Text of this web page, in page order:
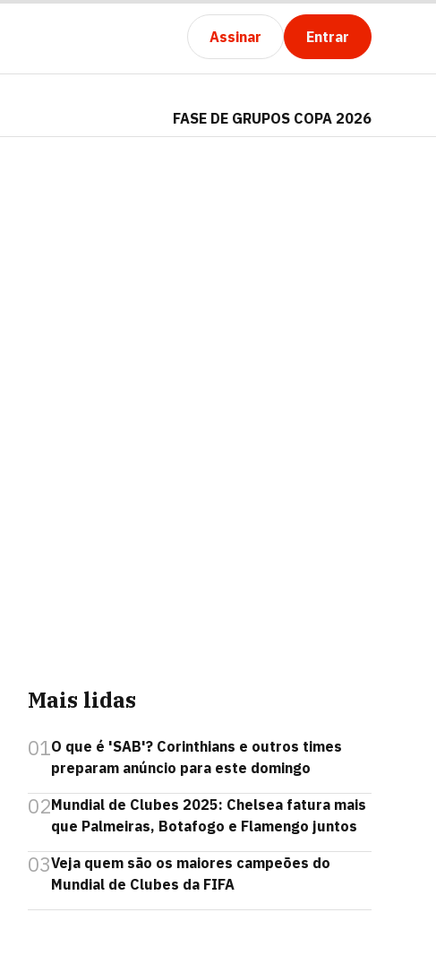
Assinar Entrar
FASE DE GRUPOS COPA 2026
Mais lidas
01O que é 'SAB'? Corinthians e outros times
preparam anúncio para este domingo
02Mundial de Clubes 2025: Chelsea fatura mais
que Palmeiras, Botafogo e Flamengo juntos
03Veja quem são os maiores campeões do
Mundial de Clubes da FIFA